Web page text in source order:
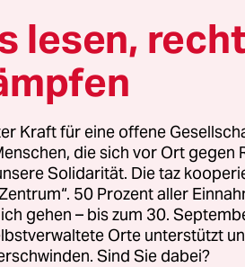
am 1. Juli 1997 die neuen
in den Räumen des
an die Volksrepublik
Parteikader sowohl
Die Hongkonger
bleiben wie bisher. Die
Anzug und Krawatte an.
Samstag bei den
Dutzende Generäle der
lesen,
Kraft für eine offene
die sich vor Ort gegen
Solidarität. Die taz
50 Prozent aller
gehen – bis zum 30.
Orte unterstützt
Sind Sie dabei?